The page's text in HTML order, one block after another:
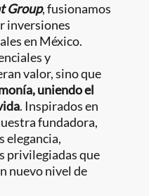
Group, fusionamos
inversiones
en México.
y
valor, sino que
uniendo el
. Inspirados en
fundadora,
elegancia,
privilegiadas que
nuevo nivel de